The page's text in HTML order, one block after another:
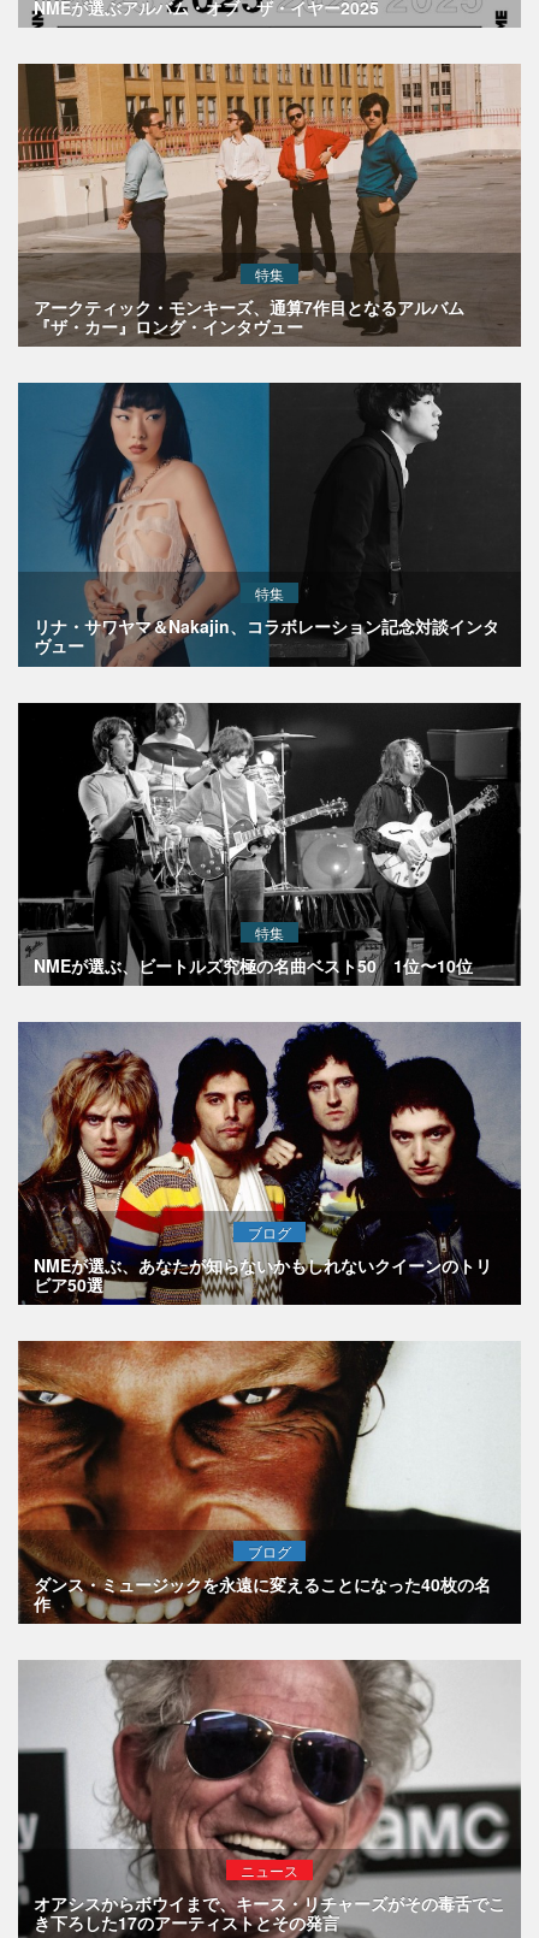
NMEが選ぶアルバム・オブ・ザ・イヤー2025
特集
アークティック・モンキーズ、通算7作目となるアルバム
『ザ・カー』ロング・インタヴュー
特集
リナ・サワヤマ＆Nakajin、コラボレーション記念対談インタ
ヴュー
特集
NMEが選ぶ、ビートルズ究極の名曲ベスト50 1位〜10位
ブログ
NMEが選ぶ、あなたが知らないかもしれないクイーンのトリ
ビア50選
ブログ
ダンス・ミュージックを永遠に変えることになった40枚の名
作
ニュース
オアシスからボウイまで、キース・リチャーズがその毒舌でこ
き下ろした17のアーティストとその発言